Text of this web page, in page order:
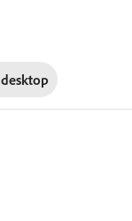
desktop